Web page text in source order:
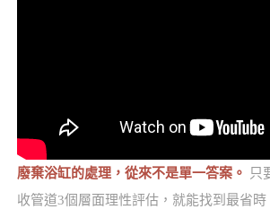
廢棄浴缸的處理，從來不是單一答案。
只
收管道3個層面理性評估，就能找到最省